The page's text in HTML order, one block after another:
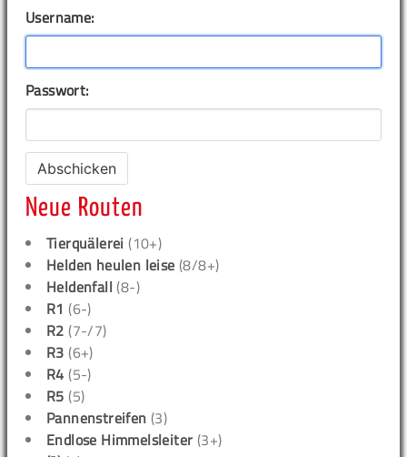
Username:
Passwort:
Neue Routen
Tierquälerei (10+)
Helden heulen leise (8/8+)
Heldenfall (8-)
R1 (6-)
R2 (7-/7)
R3 (6+)
R4 (5-)
R5 (5)
Pannenstreifen (3)
Endlose Himmelsleiter (3+)